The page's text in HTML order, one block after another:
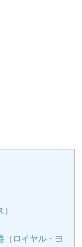
ロイヤル・ヨ